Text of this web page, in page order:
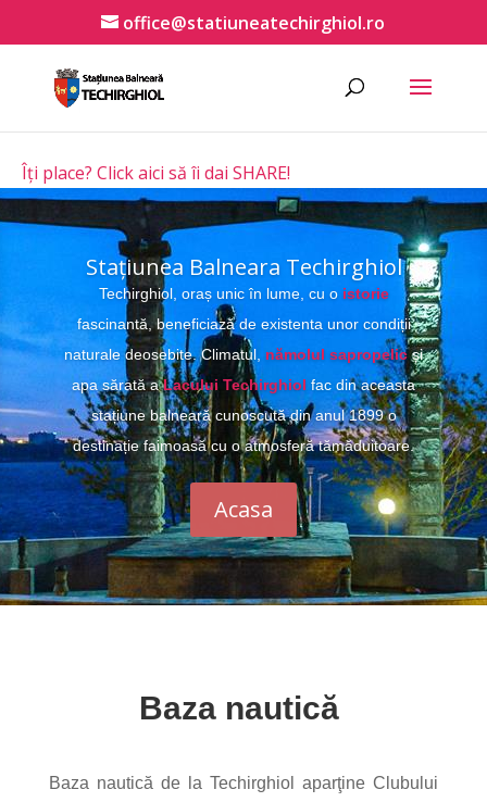
office@statiuneatechirghiol.ro
Îți place? Click aici să îi dai SHARE!
Stațiunea Balneara Techirghiol
Techirghiol, oraș unic în lume, cu o istorie
fascinantă, beneficiază de existenta unor condiții
naturale deosebite. Climatul, nămolul sapropelicși
apa sărată aLacului Techirghiol fac din aceasta
stațiune balneară cunoscută din anul 1899 o
destinație faimoasă cu o atmosferă tămăduitoare.
Acasa
Baza nautică
Baza nautică de la Techirghiol aparţine Clubului